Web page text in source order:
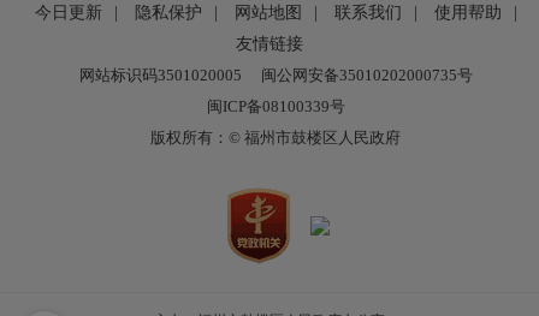
今日更新 隐私保护 网站地图 联系我们 使用帮助
友情链接
网站标识码3501020005
闽公网安备35010202000735号
闽ICP备08100339号
版权所有：© 福州市鼓楼区人民政府